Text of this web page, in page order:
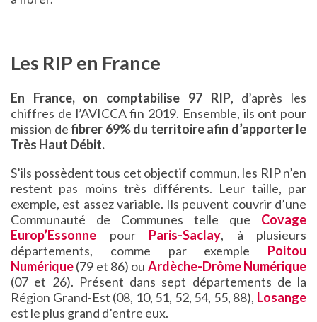
Les RIP en France
En France, on comptabilise 97 RIP, d’après les
chiffres de l’AVICCA fin 2019. Ensemble, ils ont pour
mission defibrer 69% du territoire afin d’apporter le
Très Haut Débit.
S’ils possèdent tous cet objectif commun, les RIP n’en
restent pas moins très différents. Leur taille, par
exemple, est assez variable. Ils peuvent couvrir d’une
Communauté de Communes telle que Covage
Europ’Essonne pour Paris-Saclay, à plusieurs
départements, comme par exemple Poitou
Numérique(79 et 86) ou Ardèche-Drôme Numérique
(07 et 26). Présent dans sept départements de la
Région Grand-Est (08, 10, 51, 52, 54, 55, 88), Losange
est le plus grand d’entre eux.